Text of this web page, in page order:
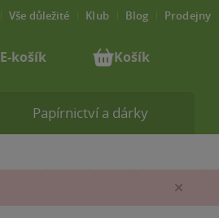
Papírnictví a dárky
Vše důležité Klub Blog Prodejny
E-košík Košík